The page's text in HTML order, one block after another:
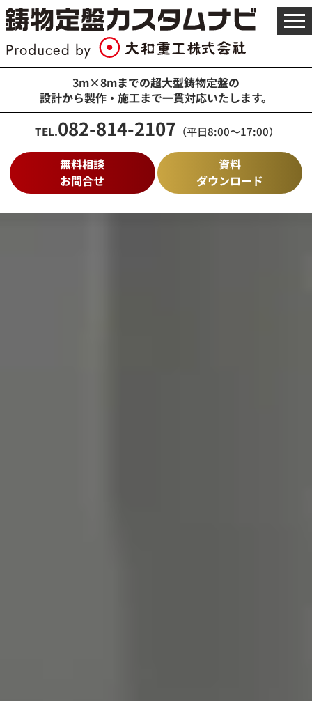
3m×8mまでの超大型鋳物定盤の
設計から製作・施工まで一貫対応いたします。
TEL.082-814-2107 （平日8:00～17:00）
無料相談
お問合せ
資料
ダウンロード
メ
ニ